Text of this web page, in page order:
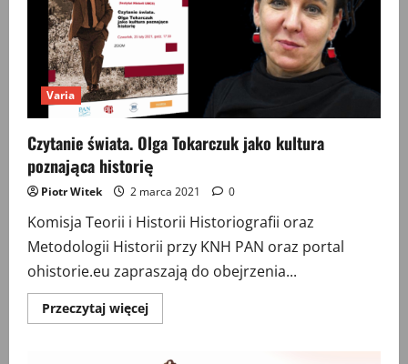
Varia
Czytanie świata. Olga Tokarczuk jako kultura
poznająca historię
Piotr Witek 2 marca 2021 0
Komisja Teorii i Historii Historiografii oraz
Metodologii Historii przy KNH PAN oraz portal
ohistorie.eu zapraszają do obejrzenia...
Przeczytaj więcejPrzeczytaj
więcej
świata.